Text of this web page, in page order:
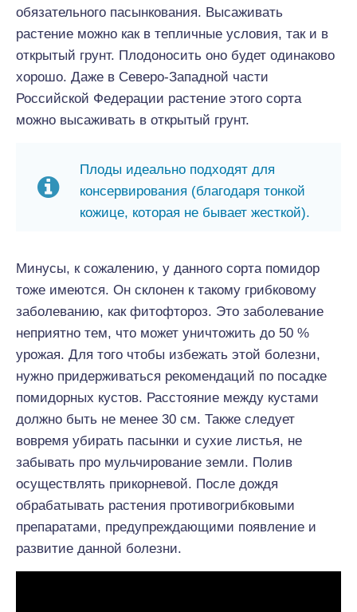
обязательного пасынкования. Высаживать
растение можно как в тепличные условия, так и в
открытый грунт. Плодоносить оно будет одинаково
хорошо. Даже в Северо-Западной части
Российской Федерации растение этого сорта
можно высаживать в открытый грунт.
Плоды идеально подходят для
консервирования (благодаря тонкой
кожице, которая не бывает жесткой).
Минусы, к сожалению, у данного сорта помидор
тоже имеются. Он склонен к такому грибковому
заболеванию, как фитофтороз. Это заболевание
неприятно тем, что может уничтожить до 50 %
урожая. Для того чтобы избежать этой болезни,
нужно придерживаться рекомендаций по посадке
помидорных кустов. Расстояние между кустами
должно быть не менее 30 см. Также следует
вовремя убирать пасынки и сухие листья, не
забывать про мульчирование земли. Полив
осуществлять прикорневой. После дождя
обрабатывать растения противогрибковыми
препаратами, предупреждающими появление и
развитие данной болезни.